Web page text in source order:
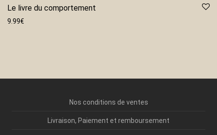
Le livre du comportement
9.99€
Nos conditions de ventes
Livraison, Paiement et remboursement